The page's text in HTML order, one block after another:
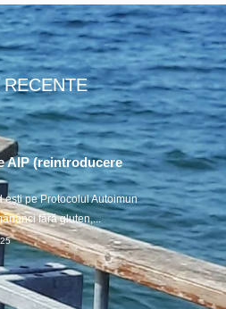
AIP (reintroducere
ești pe Protocolul Autoimun
fără gluten,...